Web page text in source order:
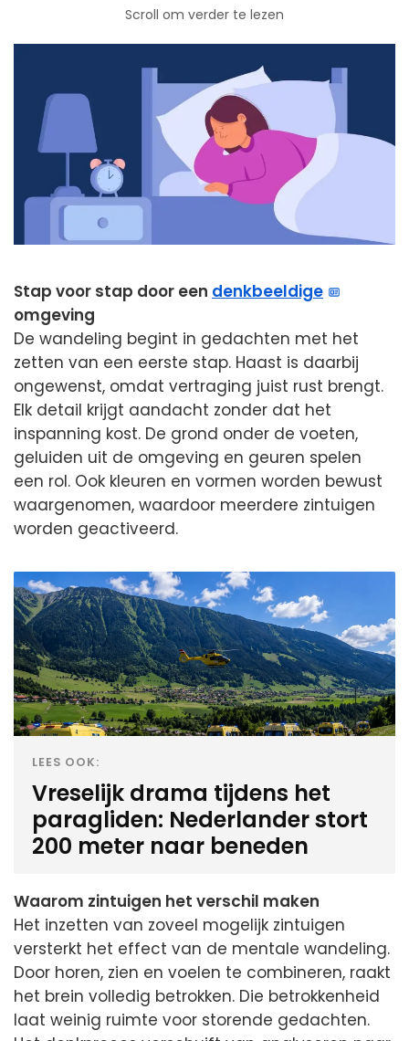
Scroll om verder te lezen
Stap voor stap door een denkbeeldige
omgeving
De wandeling begint in gedachten met het
zetten van een eerste stap. Haast is daarbij
ongewenst, omdat vertraging juist rust brengt.
Elk detail krijgt aandacht zonder dat het
inspanning kost. De grond onder de voeten,
geluiden uit de omgeving en geuren spelen
een rol. Ook kleuren en vormen worden bewust
waargenomen, waardoor meerdere zintuigen
worden geactiveerd.
LEES OOK:
Vreselijk drama tijdens het
paragliden: Nederlander stort
200 meter naar beneden
Waarom zintuigen het verschil maken
Het inzetten van zoveel mogelijk zintuigen
versterkt het effect van de mentale wandeling.
Door horen, zien en voelen te combineren, raakt
het brein volledig betrokken. Die betrokkenheid
laat weinig ruimte voor storende gedachten.